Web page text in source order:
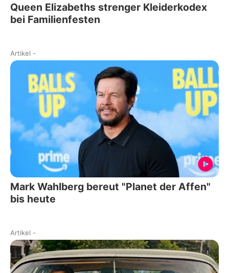
Queen Elizabeths strenger Kleiderkodex
bei Familienfesten
Artikel -
Mark Wahlberg bereut "Planet der Affen"
bis heute
Artikel -